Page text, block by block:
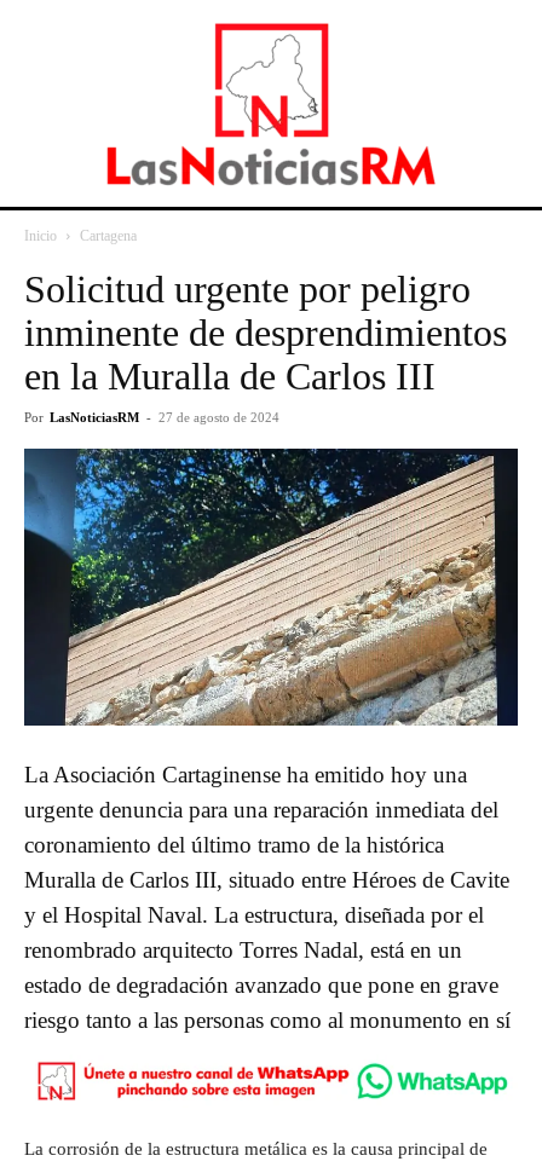
Inicio Cartagena
Solicitud urgente por peligro
inminente de desprendimientos
en la Muralla de Carlos III
Por LasNoticiasRM - 27 de agosto de 2024
La Asociación Cartaginense ha emitido hoy una
urgente denuncia para una reparación inmediata del
coronamiento del último tramo de la histórica
Muralla de Carlos III, situado entre Héroes de Cavite
y el Hospital Naval. La estructura, diseñada por el
renombrado arquitecto Torres Nadal, está en un
estado de degradación avanzado que pone en grave
riesgo tanto a las personas como al monumento en sí
La corrosión de la estructura metálica es la causa principal de